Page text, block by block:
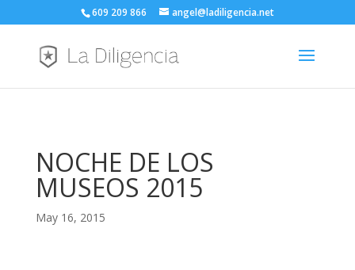
609 209 866 angel@ladiligencia.net
NOCHE DE LOS
MUSEOS 2015
May 16, 2015